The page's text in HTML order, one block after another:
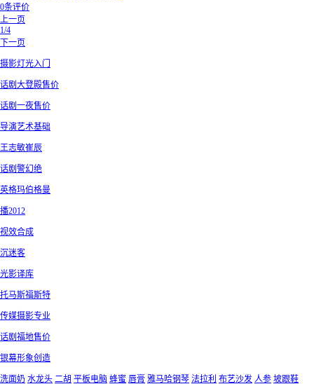
0条评价
上一页
1/4
下一页
摄影灯光入门
话剧大登殿售价
话剧一夜售价
导演艺术基础
王志敏崔辰
话剧警幻绝
英格玛伯格曼
播2012
视效合成
沉迷客
光影译库
托马斯福斯特
传媒摄影专业
话剧福地售价
银幕形象创造
洗面奶 水龙头 二胡 平板电脑 蜂蜜 唇膏 雅马哈钢琴 法拉利 布艺沙发 人参 坡跟鞋